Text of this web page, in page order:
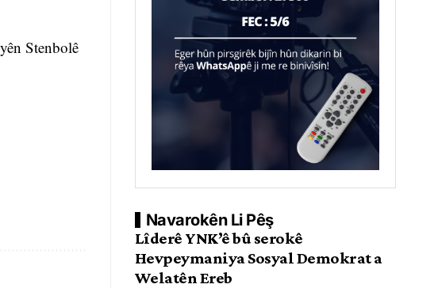
Stenbolê
Navarokên Li Pêş
Lîderê YNK’ê bû serokê
Hevpeymaniya Sosyal Demokrat a
Welatên Ereb